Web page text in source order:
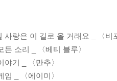
사랑은 이 길로 올 거래요 _ 〈비
든 소리 _ 〈베티 블루〉
야기 _ 〈만추〉
_ 〈에이미〉